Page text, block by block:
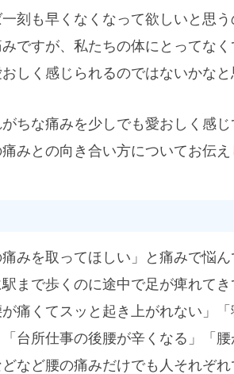
刻も早くなくなって欲しいと思う
ですが、私たちの体にとってな
しく感じられるのではないかなと
ちな痛みを少しでも愛おしく感
みとの向き合い方についてお伝え
みを取ってほしい」と痛みで悩
まで歩くのに途中で足が痺れて
痛くてスッと起き上がれない」
台所仕事の後腰が辛くなる」「
など腰の痛みだけでも人それぞ